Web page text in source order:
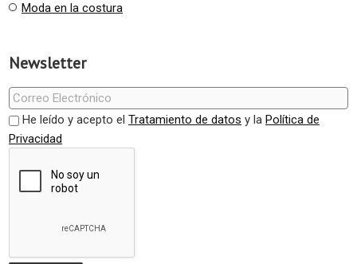
Moda en la costura
Newsletter
He leído y acepto el Tratamiento de datos y la Política de
Privacidad